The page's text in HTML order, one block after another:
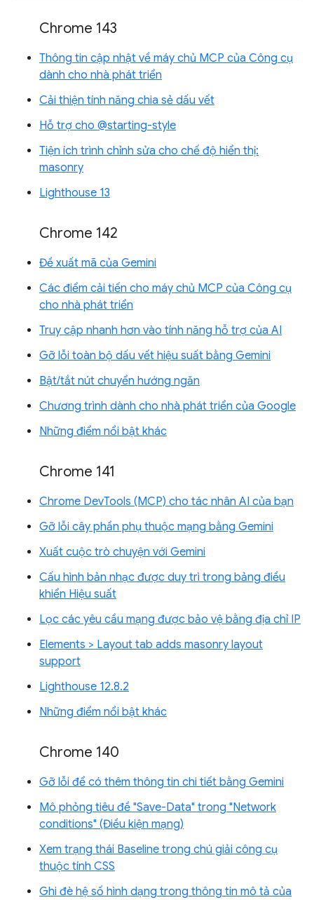
Chrome 143
Thông tin cập nhật về máy chủ MCP của Công cụ
dành cho nhà phát triển
Cải thiện tính năng chia sẻ dấu vết
Hỗ trợ cho @starting-style
Tiện ích trình chỉnh sửa cho chế độ hiển thị:
masonry
Lighthouse 13
Chrome 142
Đề xuất mã của Gemini
Các điểm cải tiến cho máy chủ MCP của Công cụ
cho nhà phát triển
Truy cập nhanh hơn vào tính năng hỗ trợ của AI
Gỡ lỗi toàn bộ dấu vết hiệu suất bằng Gemini
Bật/tắt nút chuyển hướng ngăn
Chương trình dành cho nhà phát triển của Google
Những điểm nổi bật khác
Chrome 141
Chrome DevTools (MCP) cho tác nhân AI của bạn
Gỡ lỗi cây phần phụ thuộc mạng bằng Gemini
Xuất cuộc trò chuyện với Gemini
Cấu hình bản nhạc được duy trì trong bảng điều
khiển Hiệu suất
Lọc các yêu cầu mạng được bảo vệ bằng địa chỉ IP
Elements > Layout tab adds masonry layout
support
Lighthouse 12.8.2
Những điểm nổi bật khác
Chrome 140
Gỡ lỗi để có thêm thông tin chi tiết bằng Gemini
Mô phỏng tiêu đề "Save-Data" trong "Network
conditions" (Điều kiện mạng)
Xem trạng thái Baseline trong chú giải công cụ
thuộc tính CSS
Ghi đè hệ số hình dạng trong thông tin mô tả của